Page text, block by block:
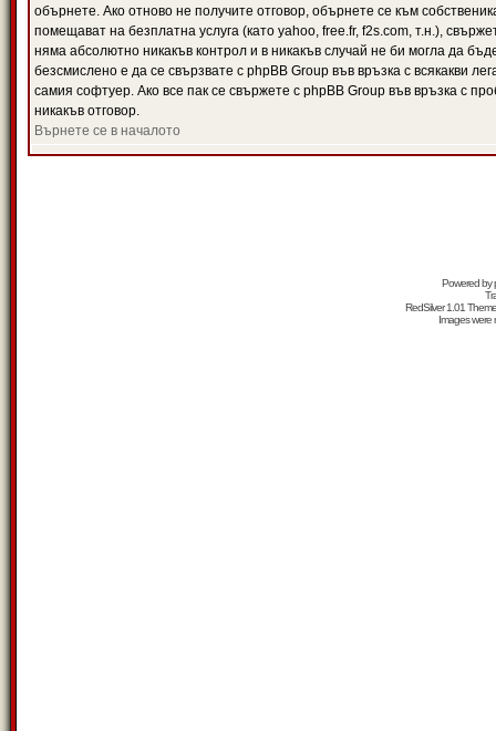
обърнете. Ако отново не получите отговор, обърнете се към
помещават на безплатна услуга (като yahoo, free.fr, f2s.com, т.н.),
няма абсолютно никакъв контрол и в никакъв случай не би могла да
безсмислено е да се свързвате с phpBB Group във връзка с всякакви
самия софтуер. Ако все пак се свържете с phpBB Group във връзка с
никакъв отговор.
Върнете се в началото
Powered by
RedSilver 1.01
Images were